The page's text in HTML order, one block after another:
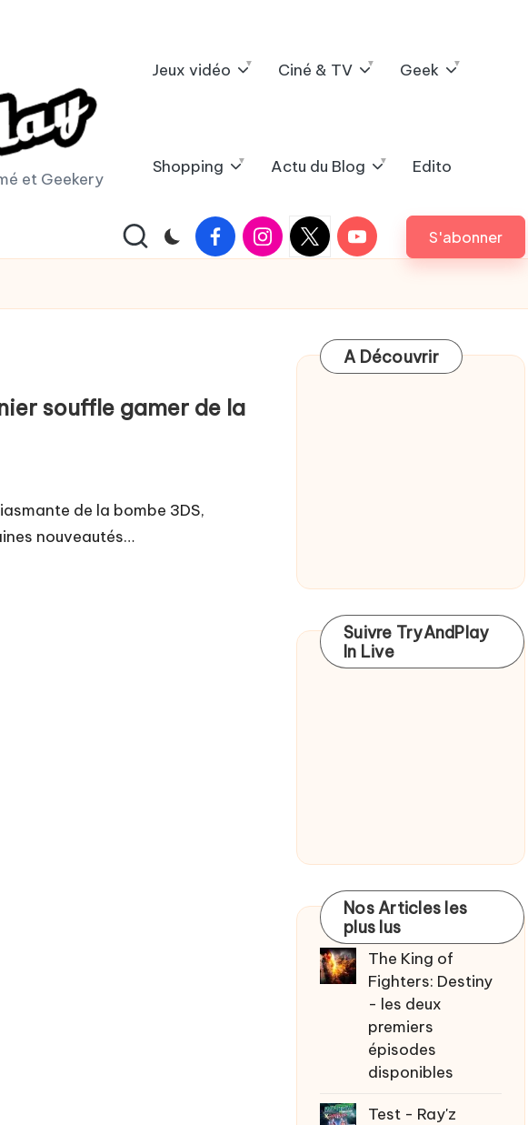
et Geekery
Jeux vidéo Ciné & TV Geek
Shopping Actu du Blog Edito
FacebookInstagram
X
|
Youtube S'abonner
souffle gamer de la
de la bombe 3DS,
nouveautés…
A Découvrir
Suivre TryAndPlay
In Live
Nos Articles les
plus lus
The King of
Fighters: Destiny
- les deux
premiers
épisodes
disponibles
Test - Ray'z